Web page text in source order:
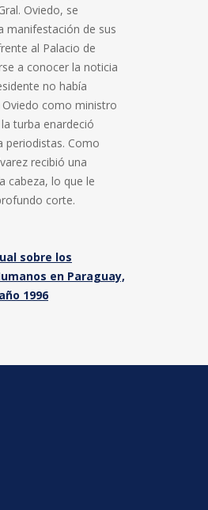
Oviedo, se
manifestación de sus
al Palacio de
a conocer la noticia
no había
como ministro
turba enardeció
periodistas. Como
recibió una
cabeza, lo que le
corte.
sobre los
en Paraguay,
1996